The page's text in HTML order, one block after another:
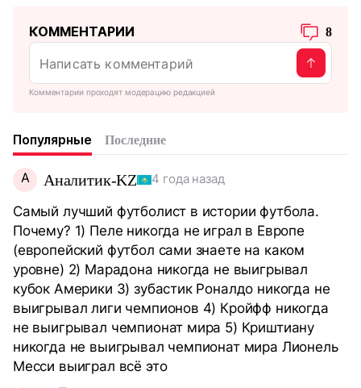
КОММЕНТАРИИ 8
Комментарии проходят модерацию редакцией
Популярные Последние
А Аналитик-KZ 4 года назад
Самый лучший футболист в истории футбола.
Почему? 1) Пеле никогда не играл в Европе
(европейский футбол сами знаете на каком
уровне) 2) Марадона никогда не выигрывал
кубок Америки 3) зубастик Роналдо никогда не
выигрывал лиги чемпионов 4) Кройфф никогда
не выигрывал чемпионат мира 5) Криштиану
никогда не выигрывал чемпионат мира Лионель
Месси выиграл всё это